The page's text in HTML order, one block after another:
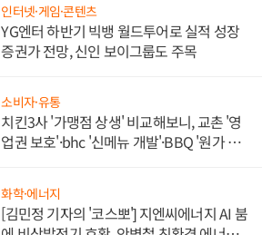
인터넷·게임·콘텐츠
YG엔터 하반기 빅뱅 월드투어로 실적 성장
증권가 전망, 신인 보이그룹도 주목
소비자·유통
치킨3사 '가맹점 상생' 비교해보니, 교촌 '영
업권 보호'·bhc '신메뉴 개발'·BBQ '원가 부
화학·에너지
[김민정 기자의 '코스뽀'] 지엔씨에너지 AI 붐